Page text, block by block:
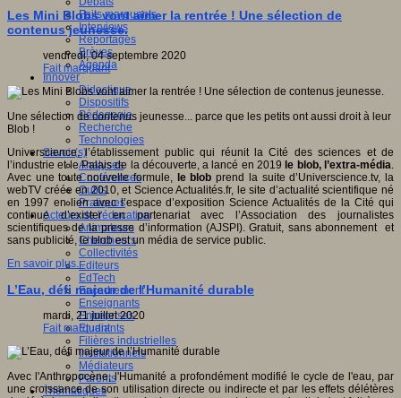
Faits marquants
Interviews
Reportages
Brèves
Agenda
Innover
Didactique
Dispositifs
Pédagogie
Recherche
Technologies
Savoir(s)
Analyses
Conférences
Outils
Pratiques
Acteurs de l'éducation
Animateurs
Chercheurs
Collectivités
Editeurs
EdTech
Encadrement
Enseignants
Entreprises
Etudiants
Filières industrielles
Institutionnels
Médiateurs
Parents
Thématiques
Les Mini Blobs vont aimer la rentrée ! Une sélection de
contenus jeunesse.
vendredi, 04 septembre 2020
Fait marquant
Une sélection de contenus jeunesse... parce que les petits ont aussi droit à leur
Blob !
Universcience, l’établissement public qui réunit la Cité des sciences et de
l’industrie et le Palais de la découverte, a lancé en 2019 le blob, l’extra-média.
Avec une toute nouvelle formule, le blob prend la suite d’Universcience.tv, la
webTV créée en 2010, et Science Actualités.fr, le site d’actualité scientifique né
en 1997 en lien avec l’espace d’exposition Science Actualités de la Cité qui
continue d’exister en partenariat avec l’Association des journalistes
scientifiques de la presse d’information (AJSPI). Gratuit, sans abonnement et
sans publicité, le blob est un média de service public.
En savoir plus...
L’Eau, défi majeur de l’Humanité durable
mardi, 21 juillet 2020
Fait marquant
Avec l'Anthropocène, l'Humanité a profondément modifié le cycle de l'eau, par
une croissance de son utilisation directe ou indirecte et par les effets délétères